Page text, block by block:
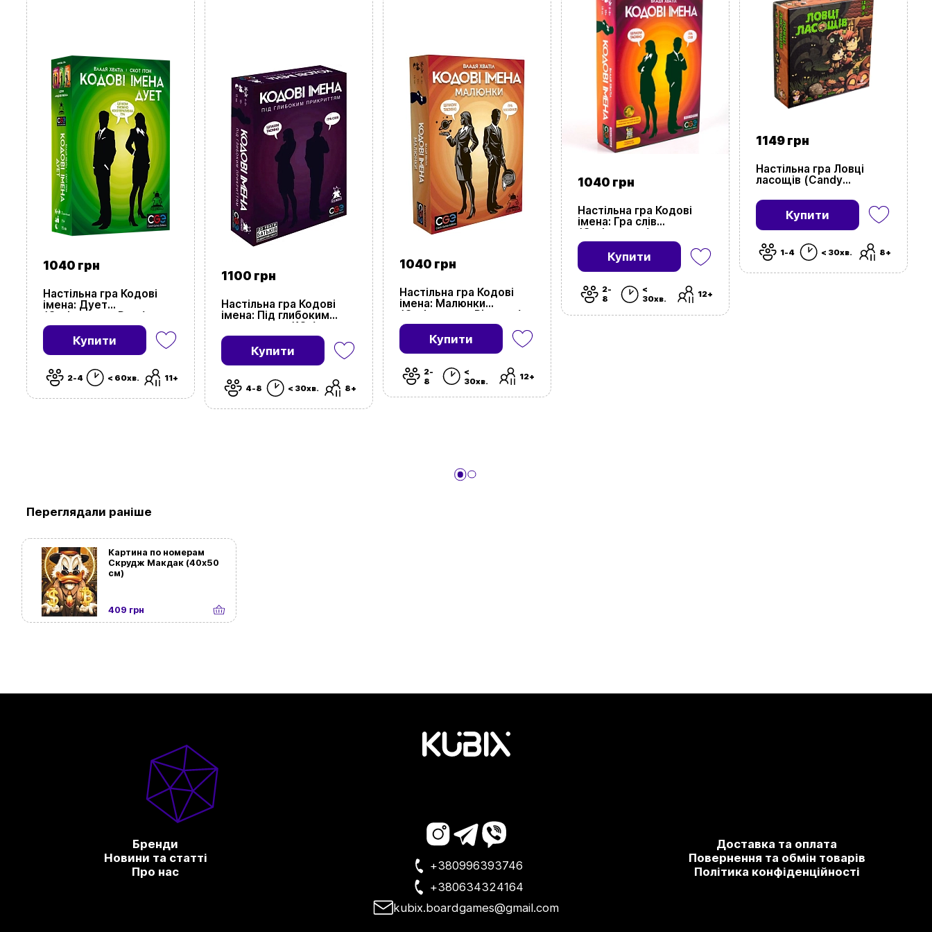
1040 грн
Настільна гра Кодові
імена: Дует
(Codenames: Duet)
Купити
2-4 < 60хв. 11+
1100 грн
Настільна гра Кодові
імена: Під глибоким
прикриттям (18+)
(Codenames: Deep
Undercover)
Купити
4-8 < 30хв. 8+
1040 грн
Настільна гра Кодові
імена: Малюнки
(Codenames: Pictures)
Купити
2-
8
<
30хв.
12+
1040 грн
Настільна гра Кодові
імена: Гра слів
(Codenames)
Купити
2-
8
<
30хв.
12+
1149 грн
Настільна гра Ловці
ласощів (Candy
Купити
1-4 < 30хв. 8+
Переглядали раніше
Картина по номерам
Скрудж Макдак (40х50
см)
409 грн
Бренди
Новини та статті
Про нас
+380996393746
+380634324164
kubix.boardgames@gmail.com
Доставка та оплата
Повернення та обмін товарів
Політика конфіденційності